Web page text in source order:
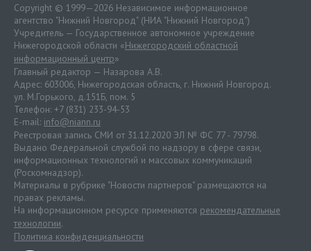
Copyright © 1999—2026 Независимое информационное
агентство "Нижний Новгород" (НИА "Нижний Новгород")
Учредитель — Государственное автономное учреждение
Нижегородской области «Нижегородский областной
информационный центр»
Главный редактор — Назарова А.В.
Адрес: 603006, Нижегородская область, г. Нижний Новгород.
ул. М.Горького, д.151Б, пом. 5
Телефон: +7 (831) 233-94-53
E-mail: info@niann.ru
Реестровая запись СМИ от 31.12.2020 ЭЛ № ФС 77 - 79798.
Выдано Федеральной службой по надзору в сфере связи,
информационных технологий и массовых коммуникаций
(Роскомнадзор).
Материалы в рубрике "Новости партнеров" размещаются на
правах рекламы.
На информационном ресурсе применяются рекомендательные
технологии.
Политика конфиденциальности